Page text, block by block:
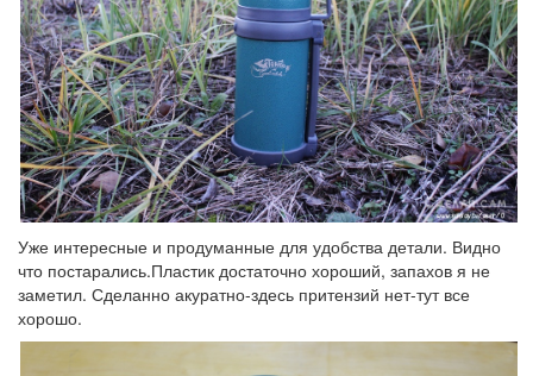
Уже интересные и продуманные для удобства детали. Видно
что постарались.Пластик достаточно хороший, запахов я не
заметил. Сделанно акуратно-здесь притензий нет-тут все
хорошо.